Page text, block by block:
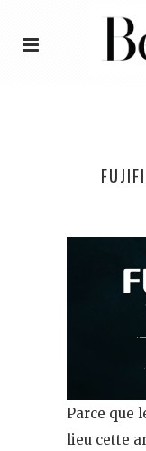
Parce que
lieu cette